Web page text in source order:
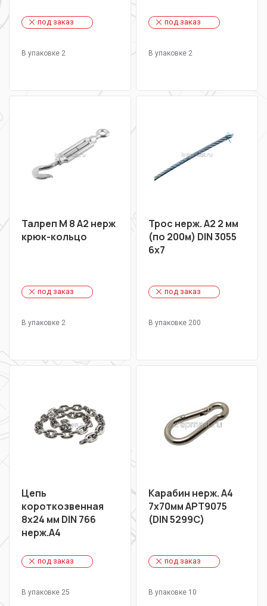
под заказ
В упаковке 2
под заказ
В упаковке 2
Талреп М 8 А2 нерж
крюк-кольцо
под заказ
В упаковке 2
Трос нерж. А2 2 мм
(по 200м) DIN 3055
6х7
под заказ
В упаковке 200
Цепь
короткозвенная
8х24 мм DIN 766
нерж.А4
под заказ
В упаковке 25
Карабин нерж. А4
7х70мм АРТ9075
(DIN 5299C)
под заказ
В упаковке 10